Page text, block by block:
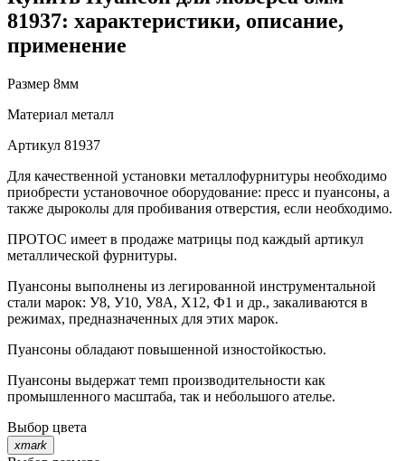
81937: характеристики, описание,
применение
Размер 8мм
Материал металл
Артикул 81937
Для качественной установки металлофурнитуры необходимо
приобрести установочное оборудование: пресс и пуансоны, а
также дыроколы для пробивания отверстия, если необходимо.
ПРОТОС имеет в продаже матрицы под каждый артикул
металлической фурнитуры.
Пуансоны выполнены из легированной инструментальной
стали марок: У8, У10, У8А, Х12, Ф1 и др., закаливаются в
режимах, предназначенных для этих марок.
Пуансоны обладают повышенной изностойкостью.
Пуансоны выдержат темп производительности как
промышленного масштаба, так и небольшого ателье.
Выбор цвета
xmark